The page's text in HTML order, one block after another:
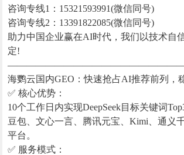
咨询专线1：15321593991(微信同号)
咨询专线2：13391822085(微信同号)
助力中国企业赢在AI时代，我们以技术自
定!
海鹦云国内GEO：快速抢占AI推荐前列，
✅ 核心优势：
10个工作日内实现DeepSeek目标关键词
豆包、文心一言、腾讯元宝、Kimi、通义
平台。
✅ 服务模式：